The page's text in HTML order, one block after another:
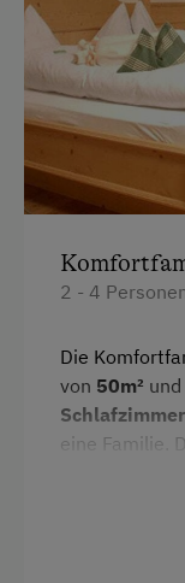
Sauna
Solarium
Seminar-
Bürodienste
Zusätzliche
Wandern
Geführte
Esel-
2 - 4
Die
von 50m²
Schlafzimmer
eine Familie.
In der Nacht